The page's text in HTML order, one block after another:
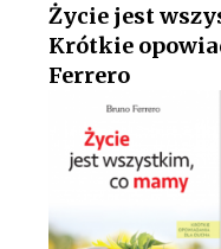
Życie jest
Krótkie
Ferrero